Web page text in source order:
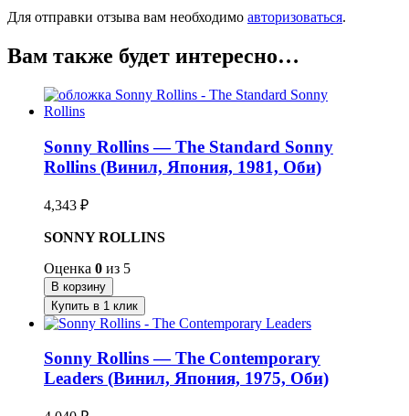
Для отправки отзыва вам необходимо авторизоваться.
Вам также будет интересно…
Sonny Rollins — The Standard Sonny
Rollins (Винил, Япония, 1981, Оби)
4,343 ₽
SONNY ROLLINS
Оценка 0 из 5
В корзину
Купить в 1 клик
Sonny Rollins — The Contemporary
Leaders (Винил, Япония, 1975, Оби)